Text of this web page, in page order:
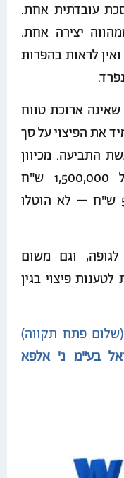
עובדתית אחת.
יצירה אחת.
לראות בהפרות
ארוכת טווח
את הפיצוי על סך
הגשת התביעה. מכיוון
שהתביעה הועמדה על סך של 1,500,000 ש"ח
והתקבלה רק על סך של 50,000 ש"ח – לא הוטלו
וגם משום
פיצוי בגין
פתח תקווה)
ישראל בע"מ נ' אלפא